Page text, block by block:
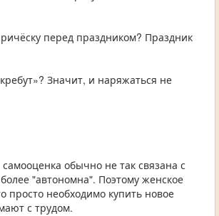
перед праздником? Праздник
Значит, и наряжаться не
обычно не так связана с
"автономна". Поэтому женское
просто необходимо купить новое
с трудом.